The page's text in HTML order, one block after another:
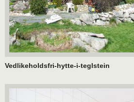
Vedlikeholdsfri-hytte-i-teglstein